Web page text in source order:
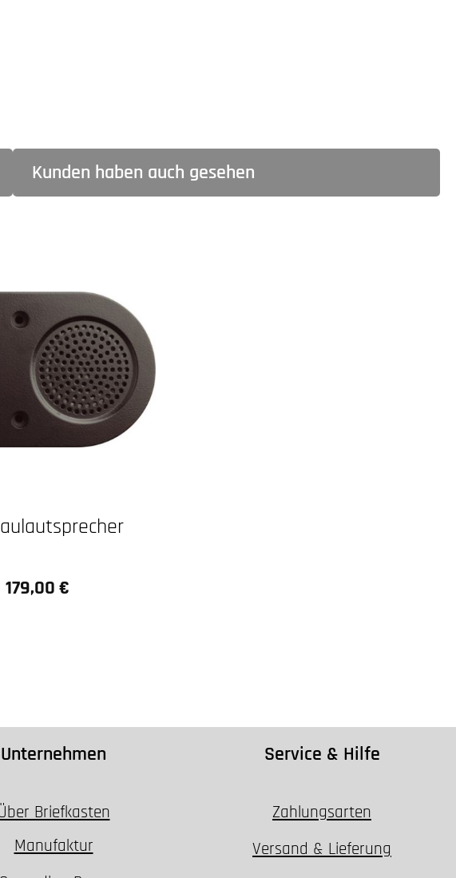
Kunden haben auch gesehen
Regulärer Preis:
179,00 €
Unternehmen
Briefkasten
Manufaktur
Service & Hilfe
Zahlungsarten
Versand & Lieferung